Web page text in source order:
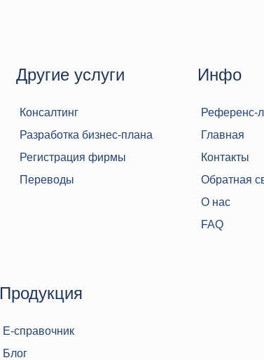
Другие услуги
Консалтинг
Разработка бизнес-плана
Регистрация фирмы
Переводы
Инфо
Референс-
Главная
Контакты
Обратная
О нас
FAQ
Продукция
Е-справочник
Блог